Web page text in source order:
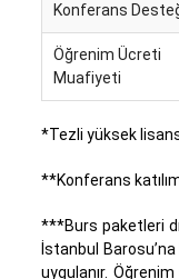
Konferans
Öğrenim Ücreti
Muafiyeti
*Tezli yüksek
**Konferans
***Burs paketleri
İstanbul
uygulanır.